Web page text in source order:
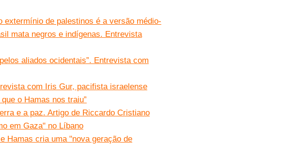
extermínio de palestinos é a versão médio-
mata negros e indígenas. Entrevista
aliados ocidentais”. Entrevista com
com Iris Gur, pacifista israelense
o Hamas nos traiu”
e a paz. Artigo de Riccardo Cristiano
em Gaza" no Líbano
Hamas cria uma "nova geração de